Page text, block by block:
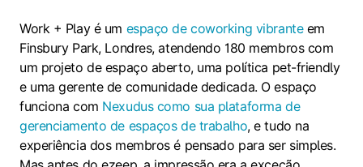
Work + Play é um espaço de coworking vibranteem
Finsbury Park, Londres, atendendo 180 membros com
um projeto de espaço aberto, uma política pet-friendly
e uma gerente de comunidade dedicada. O espaço
funciona com Nexudus como sua plataforma de
gerenciamento de espaços de trabalho, e tudo na
experiência dos membros é pensado para ser simples.